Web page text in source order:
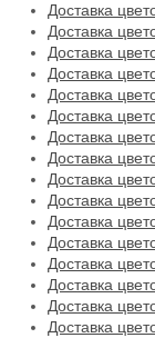
Доставка
Доставка
Доставка
Доставка
Доставка
Доставка
Доставка
Доставка
Доставка
Доставка
Доставка
Доставка
Доставка
Доставка
Доставка
Доставка